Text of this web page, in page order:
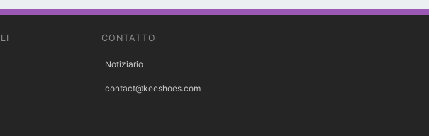
CONTATTO
Notiziario
contact@keeshoes.com